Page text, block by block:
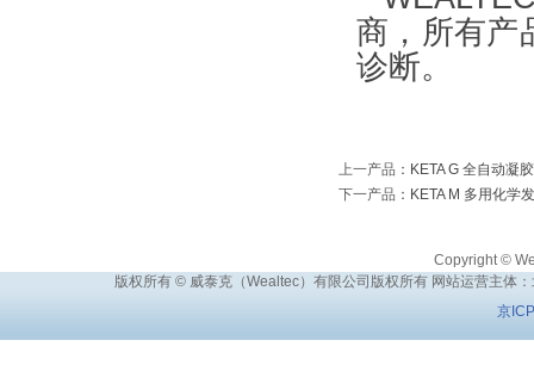
商，所有产
诊断。
上一产品 ： KETA G 全自动凝
下一产品 ： KETA M 多用化学
Copyright ©
版权所有 © 威泰克（Wealtec）有限公司版权所有 网站运营主体
京